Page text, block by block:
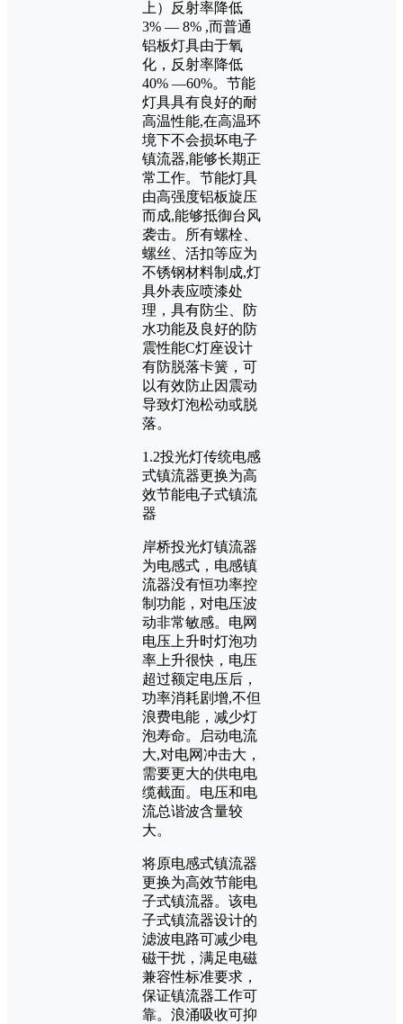
上）反射率降低
3% — 8% ,而普通
铝板灯具由于氧
化，反射率降低
40% —60%。节能
灯具具有良好的耐
高温性能,在高温环
境下不会损坏电子
镇流器,能够长期正
常工作。节能灯具
由高强度铝板旋压
而成,能够抵御台风
袭击。所有螺栓、
螺丝、活扣等应为
不锈钢材料制成,灯
具外表应喷漆处
理，具有防尘、防
水功能及良好的防
震性能C灯座设计
有防脱落卡簧，可
以有效防止因震动
导致灯泡松动或脱
落。
1.2投光灯传统电感
式镇流器更换为高
效节能电子式镇流
器
岸桥投光灯镇流器
为电感式，电感镇
流器没有恒功率控
制功能，对电压波
动非常敏感。电网
电压上升时灯泡功
率上升很快，电压
超过额定电压后，
功率消耗剧增,不但
浪费电能，减少灯
泡寿命。启动电流
大,对电网冲击大，
需要更大的供电电
缆截面。电压和电
流总谐波含量较
大。
将原电感式镇流器
更换为高效节能电
子式镇流器。该电
子式镇流器设计的
滤波电路可减少电
磁干扰，满足电磁
兼容性标准要求，
保证镇流器工作可
靠。浪涌吸收可抑